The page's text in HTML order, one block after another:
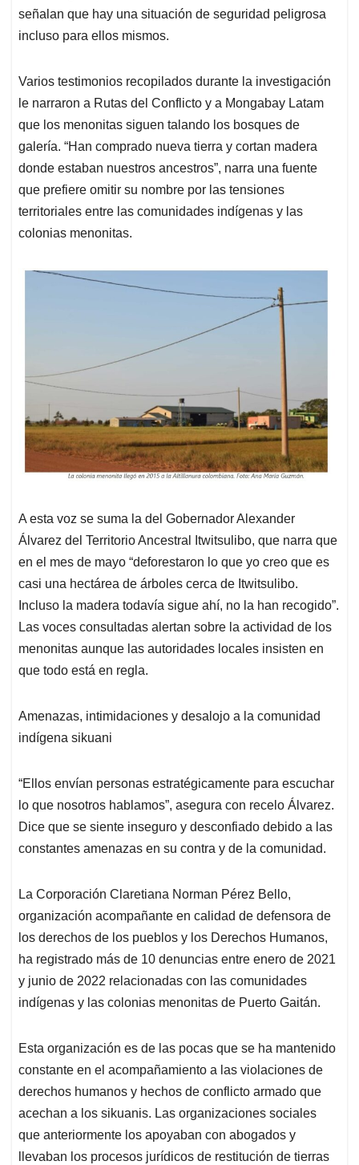
señalan que hay una situación de seguridad peligrosa
incluso para ellos mismos.
Varios testimonios recopilados durante la investigación
le narraron a Rutas del Conflicto y a Mongabay Latam
que los menonitas siguen talando los bosques de
galería. “Han comprado nueva tierra y cortan madera
donde estaban nuestros ancestros”, narra una fuente
que prefiere omitir su nombre por las tensiones
territoriales entre las comunidades indígenas y las
colonias menonitas.
A esta voz se suma la del Gobernador Alexander
Álvarez del Territorio Ancestral Itwitsulibo, que narra que
en el mes de mayo “deforestaron lo que yo creo que es
casi una hectárea de árboles cerca de Itwitsulibo.
Incluso la madera todavía sigue ahí, no la han recogido”.
Las voces consultadas alertan sobre la actividad de los
menonitas aunque las autoridades locales insisten en
que todo está en regla.
Amenazas, intimidaciones y desalojo a la comunidad
indígena sikuani
“Ellos envían personas estratégicamente para escuchar
lo que nosotros hablamos”, asegura con recelo Álvarez.
Dice que se siente inseguro y desconfiado debido a las
constantes amenazas en su contra y de la comunidad.
La Corporación Claretiana Norman Pérez Bello,
organización acompañante en calidad de defensora de
los derechos de los pueblos y los Derechos Humanos,
ha registrado más de 10 denuncias entre enero de 2021
y junio de 2022 relacionadas con las comunidades
indígenas y las colonias menonitas de Puerto Gaitán.
Esta organización es de las pocas que se ha mantenido
constante en el acompañamiento a las violaciones de
derechos humanos y hechos de conflicto armado que
acechan a los sikuanis. Las organizaciones sociales
que anteriormente los apoyaban con abogados y
llevaban los procesos jurídicos de restitución de tierras